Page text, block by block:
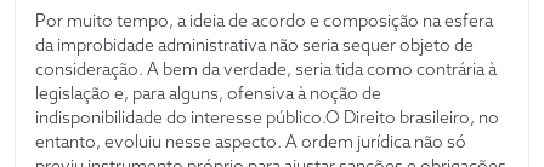
Por muito tempo, a ideia de acordo e composição na esfera
da improbidade administrativa não seria sequer objeto de
consideração. A bem da verdade, seria tida como contrária à
legislação e, para alguns, ofensiva à noção de
indisponibilidade do interesse público.O Direito brasileiro, no
entanto, evoluiu nesse aspecto. A ordem jurídica não só